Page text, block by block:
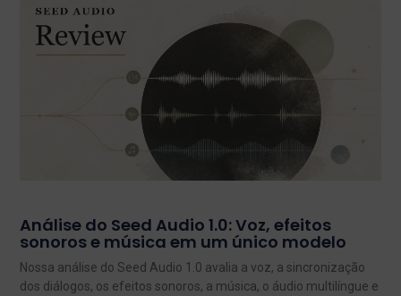
Análise do Seed Audio 1.0: Voz, efeitos
sonoros e música em um único modelo
Nossa análise do Seed Audio 1.0 avalia a voz, a sincronização
dos diálogos, os efeitos sonoros, a música, o áudio multilíngue e